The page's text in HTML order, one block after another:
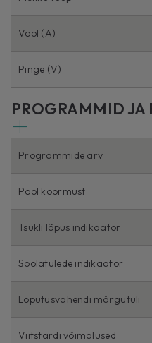
Vool (A)
Pinge (V)
PROGRAMMID
Programmide arv
Pool koormust
Tsükli lõpus indikaator
Soolatulede indikaator
Loputusvahendi märgutuli
Viitstardi võimalused